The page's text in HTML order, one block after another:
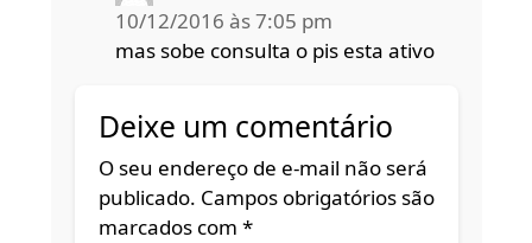
10/12/2016 às 7:05 pm
mas sobe consulta o pis esta ativo
Deixe um comentário
O seu endereço de e-mail não será
publicado. Campos obrigatórios são
marcados com *